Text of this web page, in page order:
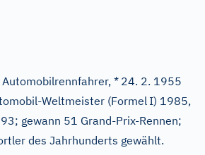
* 24. 2. 1955
Weltmeister (Formel I) 1985,
gewann 51 Grand-Prix-Rennen;
des Jahrhunderts gewählt.